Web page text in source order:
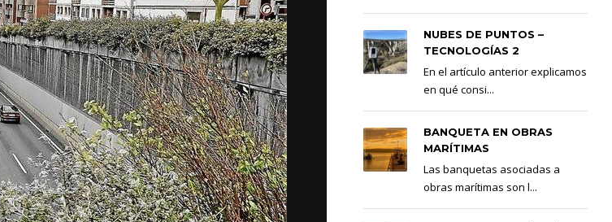
NUBES DE PUNTOS –
TECNOLOGÍAS 2
En el artículo anterior explicamos
en qué consi...
BANQUETA EN OBRAS
MARÍTIMAS
Las banquetas asociadas a
obras marítimas son l...